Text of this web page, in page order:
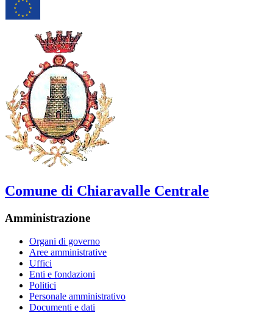
Comune di Chiaravalle Centrale
Amministrazione
Organi di governo
Aree amministrative
Uffici
Enti e fondazioni
Politici
Personale amministrativo
Documenti e dati